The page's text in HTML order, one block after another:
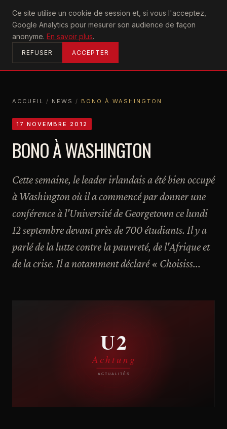
Ce site utilise un cookie de session et, si vous l'acceptez,
Google Analytics pour mesurer son audience de façon
anonyme. En savoir plus.
REFUSER ACCEPTER
U2achtung
ACCUEIL
ACCUEIL / NEWS / BONO À WASHINGTON
17 NOVEMBRE 2012
BONO À WASHINGTON
Cette semaine, le leader irlandais a été bien occupé
à Washington où il a commencé par donner une
conférence à l'Université de Georgetown ce lundi
12 septembre devant près de 700 étudiants. Il y a
parlé de la lutte contre la pauvreté, de l'Afrique et
de la crise. Il a notamment déclaré « Choisiss...